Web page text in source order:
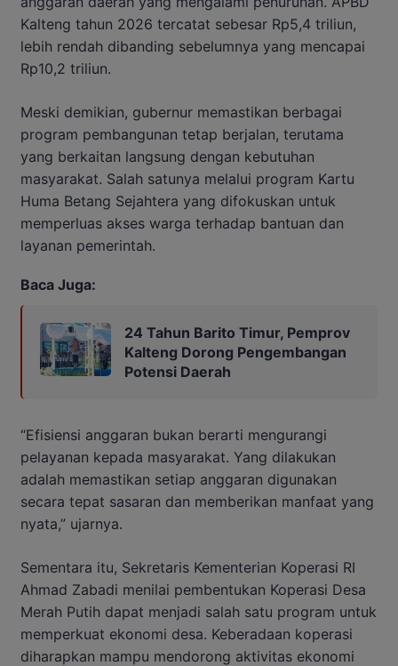
Kalteng tahun 2026 tercatat sebesar Rp5,4 triliun,
lebih rendah dibanding sebelumnya yang mencapai
Rp10,2 triliun.
Meski demikian, gubernur memastikan berbagai
program pembangunan tetap berjalan, terutama
yang berkaitan langsung dengan kebutuhan
masyarakat. Salah satunya melalui program Kartu
Huma Betang Sejahtera yang difokuskan untuk
memperluas akses warga terhadap bantuan dan
layanan pemerintah.
Baca Juga:
24 Tahun Barito Timur, Pemprov
Kalteng Dorong Pengembangan
Potensi Daerah
“Efisiensi anggaran bukan berarti mengurangi
pelayanan kepada masyarakat. Yang dilakukan
adalah memastikan setiap anggaran digunakan
secara tepat sasaran dan memberikan manfaat yang
nyata,” ujarnya.
Sementara itu, Sekretaris Kementerian Koperasi RI
Ahmad Zabadi menilai pembentukan Koperasi Desa
Merah Putih dapat menjadi salah satu program untuk
memperkuat ekonomi desa. Keberadaan koperasi
diharapkan mampu mendorong aktivitas ekonomi